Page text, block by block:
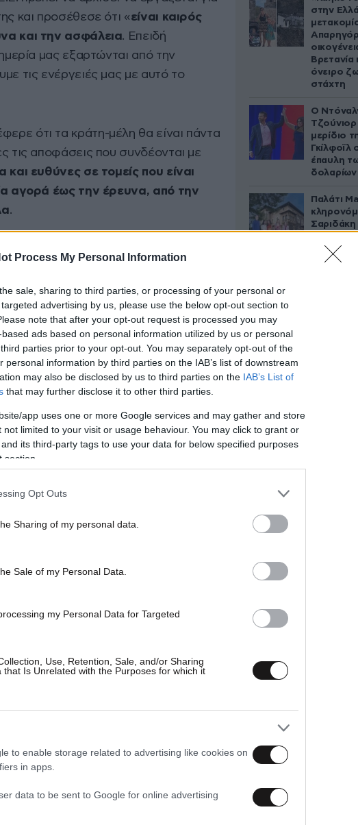
Process My Personal Information
sale, sharing to third parties, or processing of your personal or
advertising by us, please use the below opt-out section to
note that after your opt-out request is processed you may
ads based on personal information utilized by us or personal
parties prior to your opt-out. You may separately opt-out of the
personal information by third parties on the IAB’s list of downstream
may also be disclosed by us to third parties on the IAB’s List of
that may further disclose it to other third parties.
app uses one or more Google services and may gather and store
limited to your visit or usage behaviour. You may click to grant or
its third-party tags to use your data for below specified purposes
Opt Outs
Sharing of my personal data.
Sale of my Personal Data.
my Personal Data for Targeted
Use, Retention, Sale, and/or Sharing
that Is Unrelated with the Purposes for which it
to enable storage related to advertising like cookies on
in apps.
data to be sent to Google for online advertising
και προσέθεσε ότι «είναι καιρός
και την ασφάλεια. Επειδή
μας εξαρτώνται από την
τις ενέργειές μας με αυτό το
ότι τα κράτη-μέλη θα είναι πάντα
τις αποφάσεις που συνδέονται με
ευθύνες σε τομείς που είναι
αγορά έως την έρευνα, από την
.
οικονομική, διαρθρωτική και
να έχει τον μεγαλύτερο αντίκτυπο
της Ευρώπης, με τα κράτη μέλη
στενά», ανέφερε.
«
και των βασικών
μας συνεργασία με το ΝΑΤΟ
στην
Βρετανία
όνειρο
στάχτη
Ο
μερίδιο
Γκίλφοϊλ
έπαυλη
δολαρίων
Παλάτι
1.300
τη
της
Ο Άλεκ
ζήτησε
του να
ένα
Αθηνά
διαμάχη
Τοπς – Η
άλογο
έμβρυο
Μαρίας
ο